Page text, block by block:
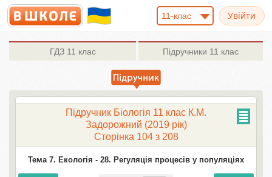
11-клас
ГДЗ11 клас Підручники 11 клас
Підручник Біологія 11 клас К.М.
Задорожний (2019 рік)
Сторінка 104 з 208
Тема 7. Екологія - 28. Регуляція процесів у популяціях